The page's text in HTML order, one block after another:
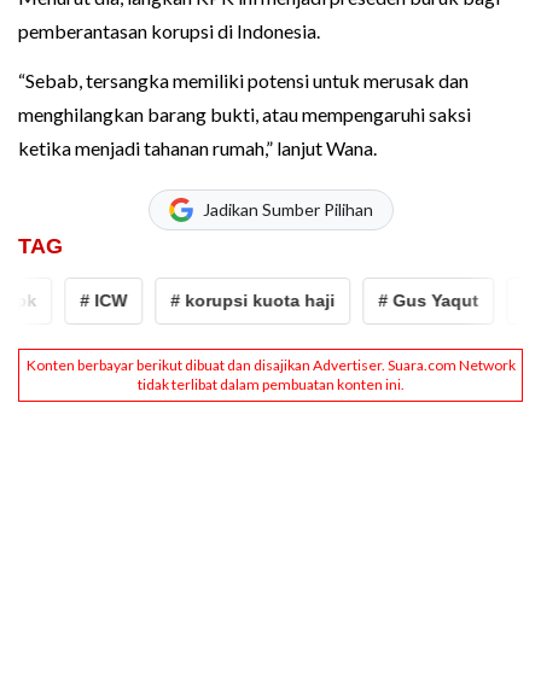
pemberantasan korupsi di Indonesia.
“Sebab, tersangka memiliki potensi untuk merusak dan
menghilangkan barang bukti, atau mempengaruhi saksi
ketika menjadi tahanan rumah,” lanjut Wana.
Jadikan Sumber Pilihan
TAG
# ICW # korupsi kuota haji # Gus Yaqut